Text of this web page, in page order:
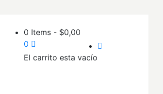
0 Items - $0,00
0
El carrito esta vacío